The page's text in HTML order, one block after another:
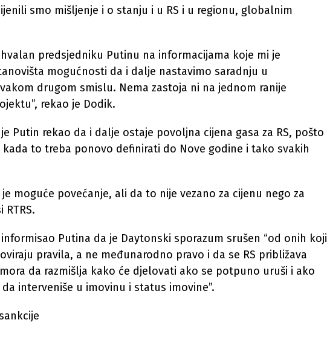
smo mišljenje i o stanju i u RS i u regionu, globalnim
predsjedniku Putinu na informacijama koje mi je
mogućnosti da i dalje nastavimo saradnju u
drugom smislu. Nema zastoja ni na jednom ranije
rekao je Dodik.
Putin rekao da i dalje ostaje povoljna cijena gasa za RS, pošto
kada to treba ponovo definirati do Nove godine i tako svakih
je moguće povećanje, ali da to nije vezano za cijenu nego za
informisao Putina da je Daytonski sporazum srušen “od onih koji
pravila, a ne međunarodno pravo i da se RS približava
da razmišlja kako će djelovati ako se potpuno uruši i ako
interveniše u imovinu i status imovine”.